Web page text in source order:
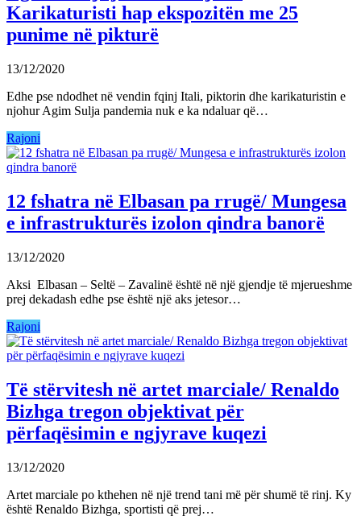
Karikaturisti hap ekspozitën me 25
punime në pikturë
13/12/2020
Edhe pse ndodhet në vendin fqinj Itali, piktorin dhe karikaturistin e
njohur Agim Sulja pandemia nuk e ka ndaluar që…
Rajoni
12 fshatra në Elbasan pa rrugë/ Mungesa
e infrastrukturës izolon qindra banorë
13/12/2020
Aksi Elbasan – Seltë – Zavalinë është në një gjendje të mjerueshme
prej dekadash edhe pse është një aks jetesor…
Rajoni
Të stërvitesh në artet marciale/ Renaldo
Bizhga tregon objektivat për
përfaqësimin e ngjyrave kuqezi
13/12/2020
Artet marciale po kthehen në një trend tani më për shumë të rinj. Ky
është Renaldo Bizhga, sportisti që prej…